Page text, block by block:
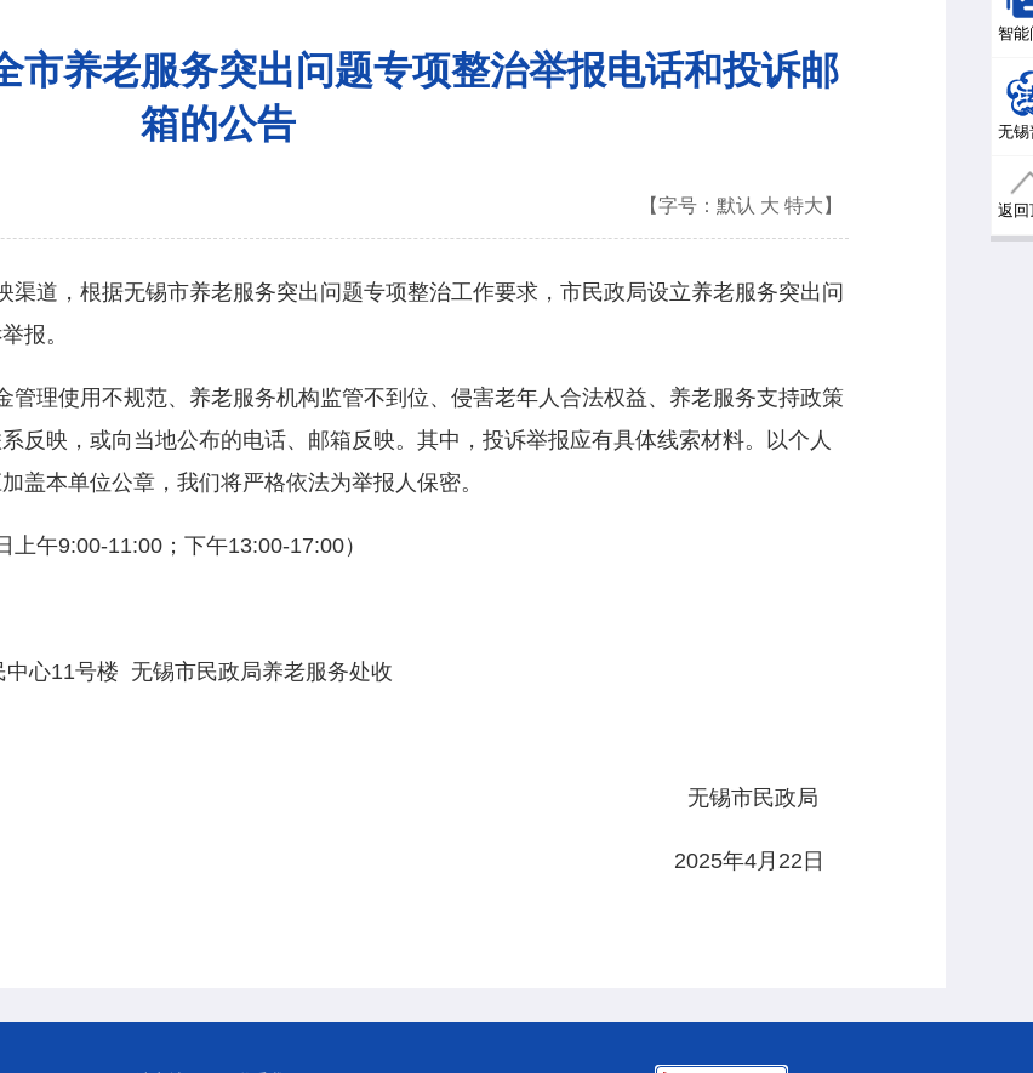
市养老服务突出问题专项整治举报电话和投诉邮
箱的公告
【字号： 默认 大 特大 】
渠道，根据无锡市养老服务突出问题专项整治工作要求，市民政局设立养老服务突出问
报。
管理使用不规范、养老服务机构监管不到位、侵害老年人合法权益、养老服务支持政策
反映，或向当地公布的电话、邮箱反映。其中，投诉举报应有具体线索材料。以个人
盖本单位公章，我们将严格依法为举报人保密。
上午9:00-11:00 ；下午13:00-17:00）
中心11号楼 无锡市民政局养老服务处收
无锡市民政局
2025年4月 22 日
智能
无锡
返回